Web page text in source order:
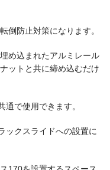
)
トーブ)
ン
倒防止対策になります。
め込まれたアルミレール
ットと共に締め込むだけ
で使用できます。
ックスライドへの設置に